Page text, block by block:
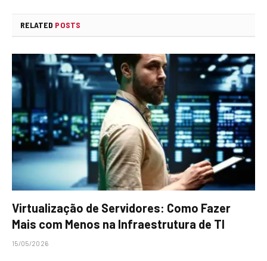
RELATED POSTS
Virtualização de Servidores: Como Fazer
Mais com Menos na Infraestrutura de TI
15/05/2026